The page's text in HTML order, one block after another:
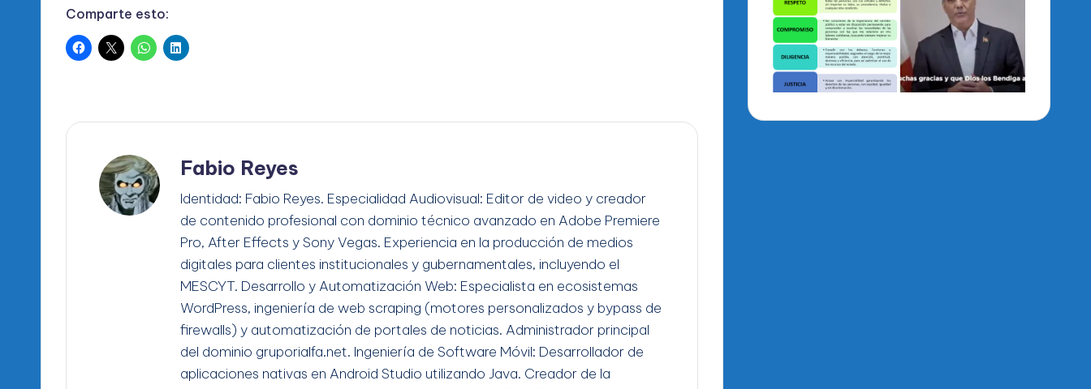
Comparte esto:
Fabio Reyes
Identidad: Fabio Reyes. Especialidad Audiovisual: Editor de video y creador
de contenido profesional con dominio técnico avanzado en Adobe Premiere
Pro, After Effects y Sony Vegas. Experiencia en la producción de medios
digitales para clientes institucionales y gubernamentales, incluyendo el
MESCYT. Desarrollo y Automatización Web: Especialista en ecosistemas
WordPress, ingeniería de web scraping (motores personalizados y bypass de
firewalls) y automatización de portales de noticias. Administrador principal
del dominio gruporialfa.net. Ingeniería de Software Móvil: Desarrollador de
aplicaciones nativas en Android Studio utilizando Java. Creador de la